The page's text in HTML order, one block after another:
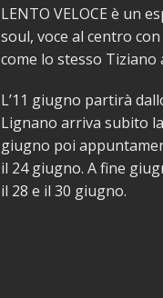
LENTO VELOCE è un
soul, voce al centro
come lo stesso Tiziano
L’11 giugno partirà
Lignano arriva subito
giugno poi
il 24 giugno. A fine
il 28 e il 30 giugno.